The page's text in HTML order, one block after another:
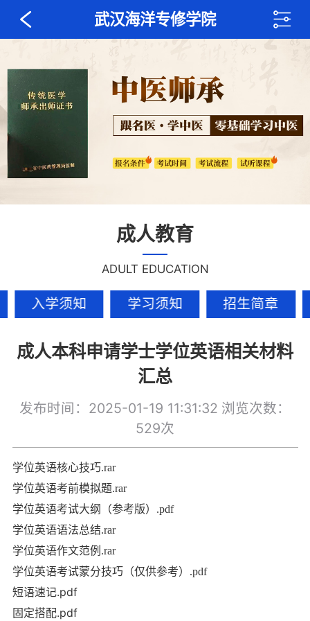
武汉海洋专修学院
成人教育
ADULT EDUCATION
入学须知 学习须知 招生简章
成人本科申请学士学位英语相关材料
汇总
发布时间：2025-01-19 11:31:32 浏览次数：
529次
学位英语核心技巧.rar
学位英语考前模拟题.rar
学位英语考试大纲（参考版） .pdf
学位英语语法总结.rar
学位英语作文范例 .rar
学位英语考试蒙分技巧（仅供参考） .pdf
短语速记.pdf
固定搭配.pdf